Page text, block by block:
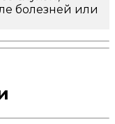
болезней или